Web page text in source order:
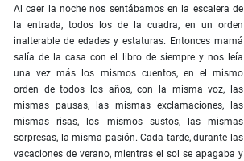
Al caer la noche nos sentábamos en la escalera de
la entrada, todos los de la cuadra, en un orden
inalterable de edades y estaturas. Entonces mamá
salía de la casa con el libro de siempre y nos leía
una vez más los mismos cuentos, en el mismo
orden de todos los años, con la misma voz, las
mismas pausas, las mismas exclamaciones, las
mismas risas, los mismos sustos, las mismas
sorpresas, la misma pasión. Cada tarde, durante las
vacaciones de verano, mientras el sol se apagaba y